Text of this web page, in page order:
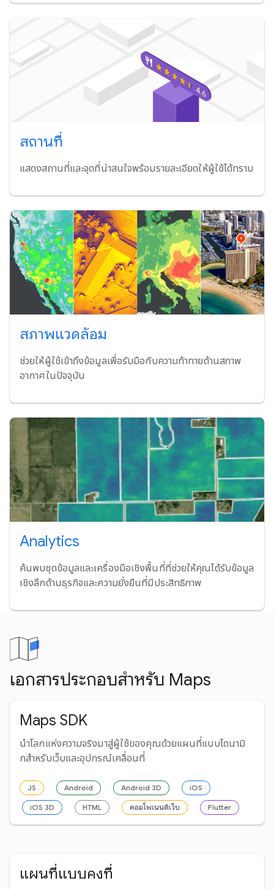
สถานที่
แสดงสถานที่และจุดที่น่าสนใจพร้อมรายละเอียดให้ผู้ใช้ได้ทราบ
สภาพแวดล้อม
ช่วยให้ผู้ใช้เข้าถึงข้อมูลเพื่อรับมือกับความท้าทายด้านสภาพ
อากาศในปัจจุบัน
Analytics
ค้นพบชุดข้อมูลและเครื่องมือเชิงพื้นที่ที่ช่วยให้คุณได้รับข้อมูล
เชิงลึกด้านธุรกิจและความยั่งยืนที่มีประสิทธิภาพ
เอกสารประกอบสำหรับ Maps
Maps SDK
นําโลกแห่งความจริงมาสู่ผู้ใช้ของคุณด้วยแผนที่แบบไดนามิ
กสําหรับเว็บและอุปกรณ์เคลื่อนที่
JS Android Android 3D iOS
iOS 3D HTML คอมโพเนนต์เว็บ Flutter
แผนที่แบบคงที่